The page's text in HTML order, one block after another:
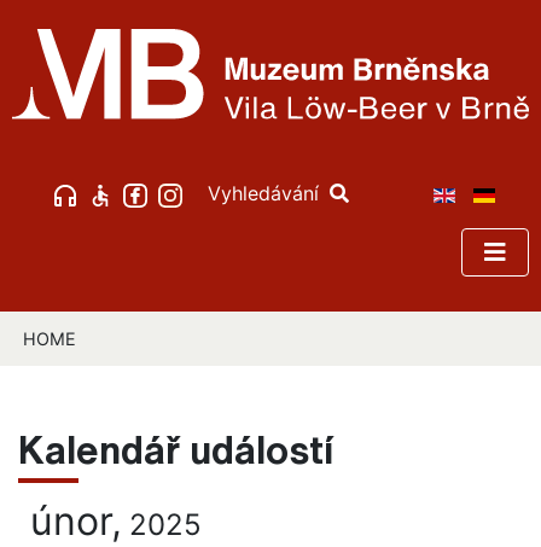
Vyhledávání
HOME
Kalendář událostí
únor, 2025